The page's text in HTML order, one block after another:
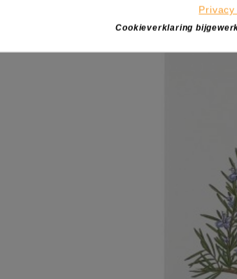
Cookieverklaring